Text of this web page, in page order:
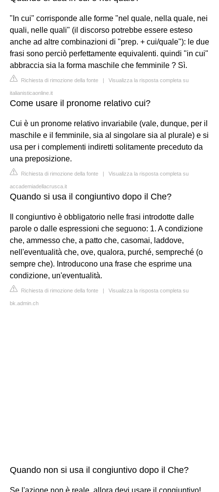
"In cui" corrisponde alle forme "nel quale, nella quale, nei
quali, nelle quali" (il discorso potrebbe essere esteso
anche ad altre combinazioni di "prep. + cui/quale"): le due
frasi sono perciò perfettamente equivalenti. quindi "in cui"
abbraccia sia la forma maschile che femminile ? Sì.
Richiesta di rimozione della fonte | Visualizza la risposta completa su
italianisticaonline.it
Come usare il pronome relativo cui?
Cui è un pronome relativo invariabile (vale, dunque, per il
maschile e il femminile, sia al singolare sia al plurale) e si
usa per i complementi indiretti solitamente preceduto da
una preposizione.
Richiesta di rimozione della fonte | Visualizza la risposta completa su
accademiadellacrusca.it
Quando si usa il congiuntivo dopo il Che?
Il congiuntivo è obbligatorio nelle frasi introdotte dalle
parole o dalle espressioni che seguono: 1. A condizione
che, ammesso che, a patto che, casomai, laddove,
nell'eventualità che, ove, qualora, purché, sempreché (o
sempre che). Introducono una frase che esprime una
condizione, un'eventualità.
Richiesta di rimozione della fonte | Visualizza la risposta completa su
bk.admin.ch
Quando non si usa il congiuntivo dopo il Che?
Se l'azione non è reale, allora devi usare il congiuntivo!